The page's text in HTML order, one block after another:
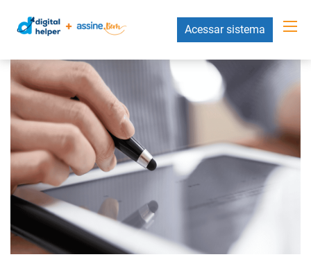
Acessar sistema